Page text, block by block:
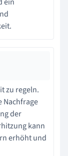
zu regeln.
Nachfrage
der
kann
erhöht und